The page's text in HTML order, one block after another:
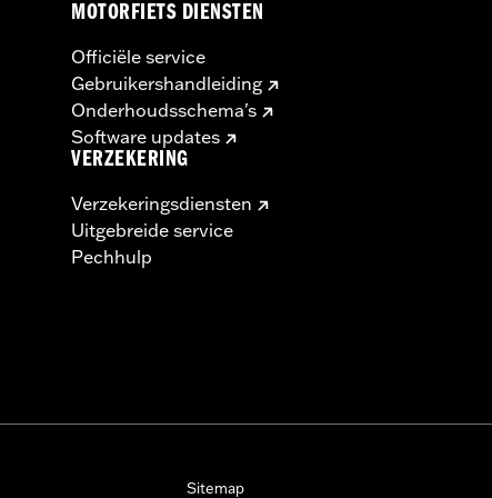
MOTORFIETS DIENSTEN
Officiële service
Gebruikershandleiding
Onderhoudsschema's
Software updates
VERZEKERING
Verzekeringsdiensten
Uitgebreide service
Pechhulp
Sitemap